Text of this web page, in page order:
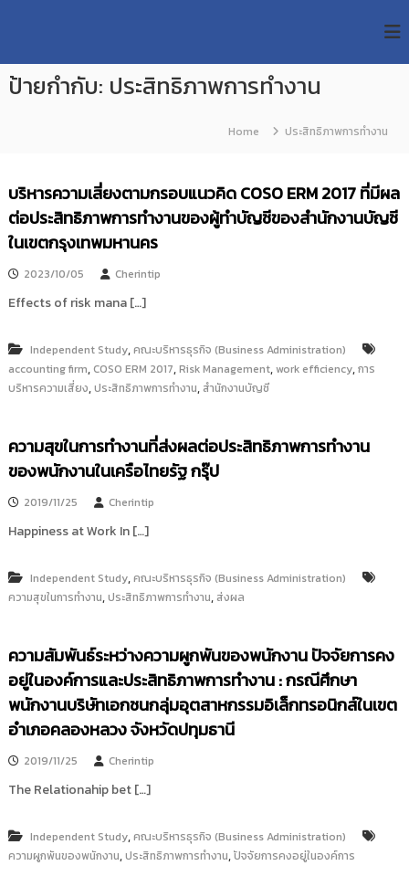
p
U
T
s
e
a
r
c
h
R
p
o
t
o
y
:
ลั
ง
มู
ล
ง
า
น
จั
วิ
ท
ท
ค
โ
น
ล
ร
ม
ง
ค
บุ
รี
ป้ายกำกับ: ประสิทธิภาพการทำงาน
Home ประสิทธิภาพการทำงาน
บริหารความเสี่ยงตามกรอบแนวคิด COSO ERM 2017 ที่มีผล
ต่อประสิทธิภาพการทำงานของผู้ทำบัญชีของสำนักงานบัญชี
ในเขตกรุงเทพมหานคร
2023/10/05 Cherintip
Effects of risk mana […]
Independent Study,คณะบริหารธุรกิจ (Business Administration)
accounting firm, COSO ERM 2017,Risk Management,work efficiency,การ
บริหารความเสี่ยง,ประสิทธิภาพการทำงาน, สำนักงานบัญชี
ความสุขในการทำงานที่ส่งผลต่อประสิทธิภาพการทำงาน
ของพนักงานในเครือไทยรัฐ กรุ๊ป
2019/11/25 Cherintip
Happiness at Work In […]
Independent Study,คณะบริหารธุรกิจ (Business Administration)
ความสุขในการทำงาน,ประสิทธิภาพการทำงาน, ส่งผล
ความสัมพันธ์ระหว่างความผูกพันของพนักงาน ปัจจัยการคง
อยู่ในองค์การและประสิทธิภาพการทำงาน : กรณีศึกษา
พนักงานบริษัทเอกชนกลุ่มอุตสาหกรรมอิเล็กทรอนิกส์ในเขต
อำเภอคลองหลวง จังหวัดปทุมธานี
2019/11/25 Cherintip
The Relationahip bet […]
Independent Study,คณะบริหารธุรกิจ (Business Administration)
ความผูกพันของพนักงาน,ประสิทธิภาพการทำงาน,ปัจจัยการคงอยู่ในองค์การ